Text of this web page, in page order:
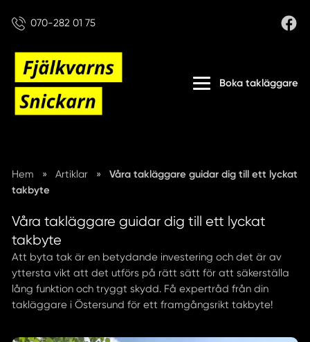
070-282 01 75
Boka takläggare
Hem » Artiklar »
Våra takläggare guidar dig till ett lyckat
takbyte
Våra takläggare guidar dig till ett lyckat
takbyte
Att byta tak är en betydande investering och det är av
yttersta vikt att det utförs på rätt sätt för att säkerställa
lång funktion och tryggt skydd. Få expertråd från din
takläggare i Östersund för ett framgångsrikt takbyte!